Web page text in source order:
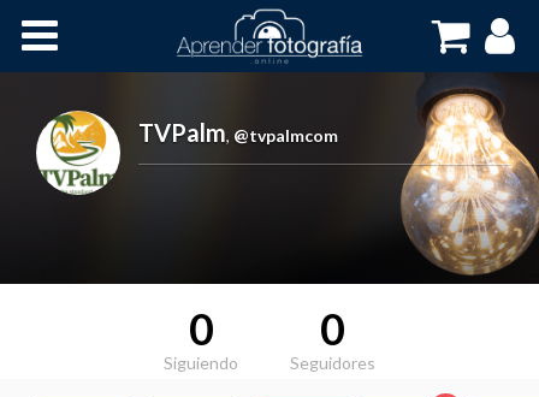
Cursos OnLine
TVPalm, @tvpalmcom
0
Siguiendo
0
Seguidores